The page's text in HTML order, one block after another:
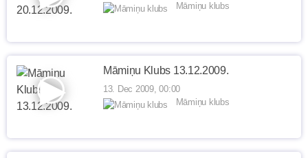
Māmiņu klubs
Māmiņu Klubs 13.12.2009.
13. Dec 2009, 00:00
Māmiņu klubs